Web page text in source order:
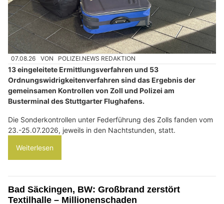
07.08.26 VON POLIZEI.NEWS REDAKTION
13 eingeleitete Ermittlungsverfahren und 53
Ordnungswidrigkeitenverfahren sind das Ergebnis der
gemeinsamen Kontrollen von Zoll und Polizei am
Busterminal des Stuttgarter Flughafens.
Die Sonderkontrollen unter Federführung des Zolls fanden vom
23.-25.07.2026, jeweils in den Nachtstunden, statt.
Weiterlesen
Bad Säckingen, BW: Großbrand zerstört
Textilhalle – Millionenschaden